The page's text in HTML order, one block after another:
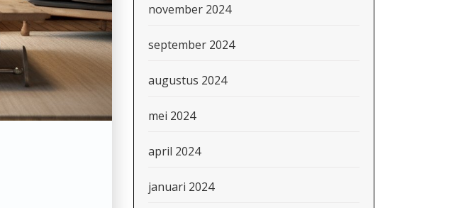
november 2024
september 2024
augustus 2024
mei 2024
april 2024
januari 2024